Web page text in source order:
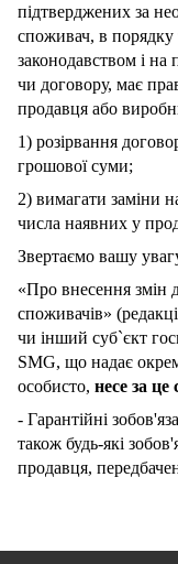
підтверджених за
споживач, в порядку
законодавством і на
чи договору, має
продавця або
1) розірвання
грошової суми;
2) вимагати заміни
числа наявних у
Звертаємо вашу
«Про внесення змін
споживачів»
чи інший суб`єкт
SMG, що надає
особисто, несе за це
- Гарантійні
також будь-які
продавця,